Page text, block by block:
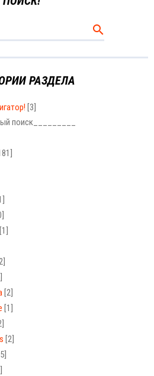
РАЗДЕЛА
[3]
поиск_________
[1]
[2]
[1]
[2]